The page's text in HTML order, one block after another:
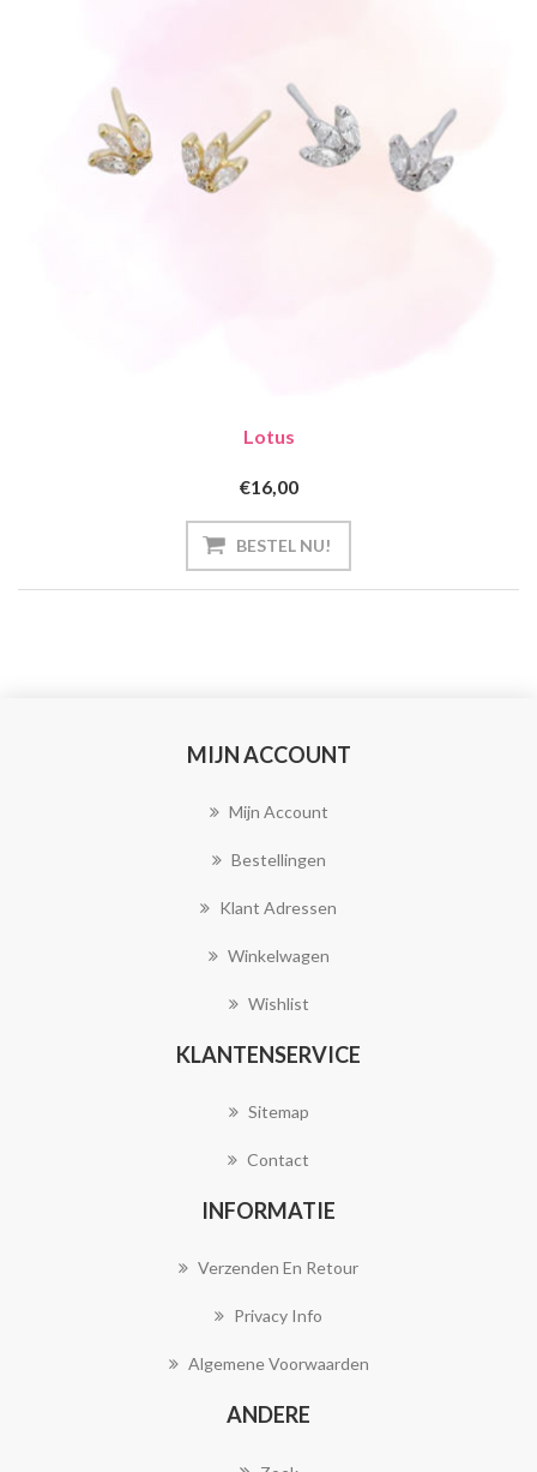
Lotus
€16,00
MIJN ACCOUNT
Mijn Account
Bestellingen
Klant Adressen
Winkelwagen
Wishlist
KLANTENSERVICE
Sitemap
Contact
INFORMATIE
Verzenden En Retour
Privacy Info
Algemene Voorwaarden
ANDERE